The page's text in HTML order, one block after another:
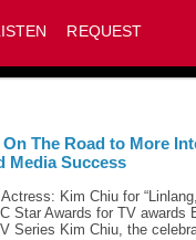
REQUEST
The Road to More
Media Success
Kim Chiu for
Star Awards for TV awards
Series Kim Chiu, the